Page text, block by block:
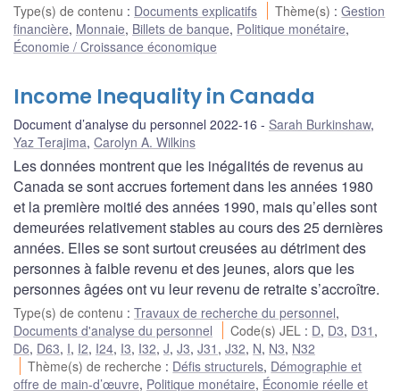
Type(s) de contenu : Documents explicatifs Thème(s) :Gestion
financière, Monnaie, Billets de banque, Politique monétaire,
Économie / Croissance économique
Income Inequality in Canada
Document d’analyse du personnel 2022-16 Sarah Burkinshaw,
Yaz Terajima, Carolyn A. Wilkins
Les données montrent que les inégalités de revenus au
Canada se sont accrues fortement dans les années 1980
et la première moitié des années 1990, mais qu’elles sont
demeurées relativement stables au cours des 25 dernières
années. Elles se sont surtout creusées au détriment des
personnes à faible revenu et des jeunes, alors que les
personnes âgées ont vu leur revenu de retraite s’accroître.
Type(s) de contenu : Travaux de recherche du personnel,
Documents d'analyse du personnel
Code(s) JEL : D, D3, D31 ,
D6, D63, I, I2, I24, I3, I32, J, J3, J31 , J32, N, N3, N32
Thème(s) de recherche : Défis structurels, Démographie et
offre de main-d’œuvre, Politique monétaire, Économie réelle et